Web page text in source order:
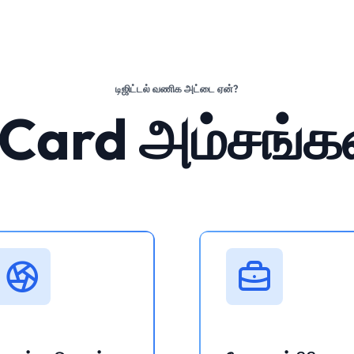
டிஜிட்டல் வணிக அட்டை ஏன்?